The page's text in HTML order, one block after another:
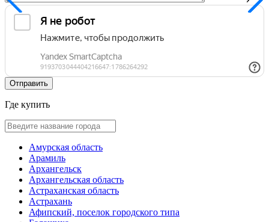
Где купить
Амурская область
Арамиль
Архангельск
Архангельская область
Астраханская область
Астрахань
Афипский, поселок городского типа